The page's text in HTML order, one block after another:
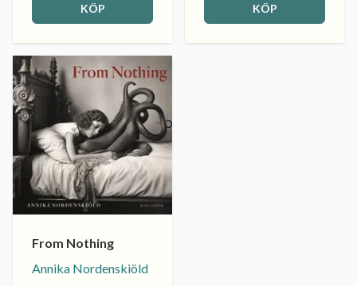
KÖP KÖP
From Nothing
Annika Nordenskiöld